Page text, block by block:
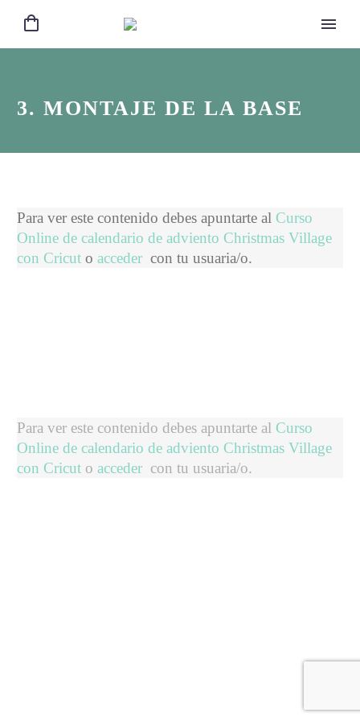
3. MONTAJE DE LA BASE
Para ver este contenido debes apuntarte al Curso
Online de calendario de adviento Christmas Village
con Cricut o acceder con tu usuaria/o.
Para ver este contenido debes apuntarte al Curso
Online de calendario de adviento Christmas Village
con Cricut o acceder con tu usuaria/o.